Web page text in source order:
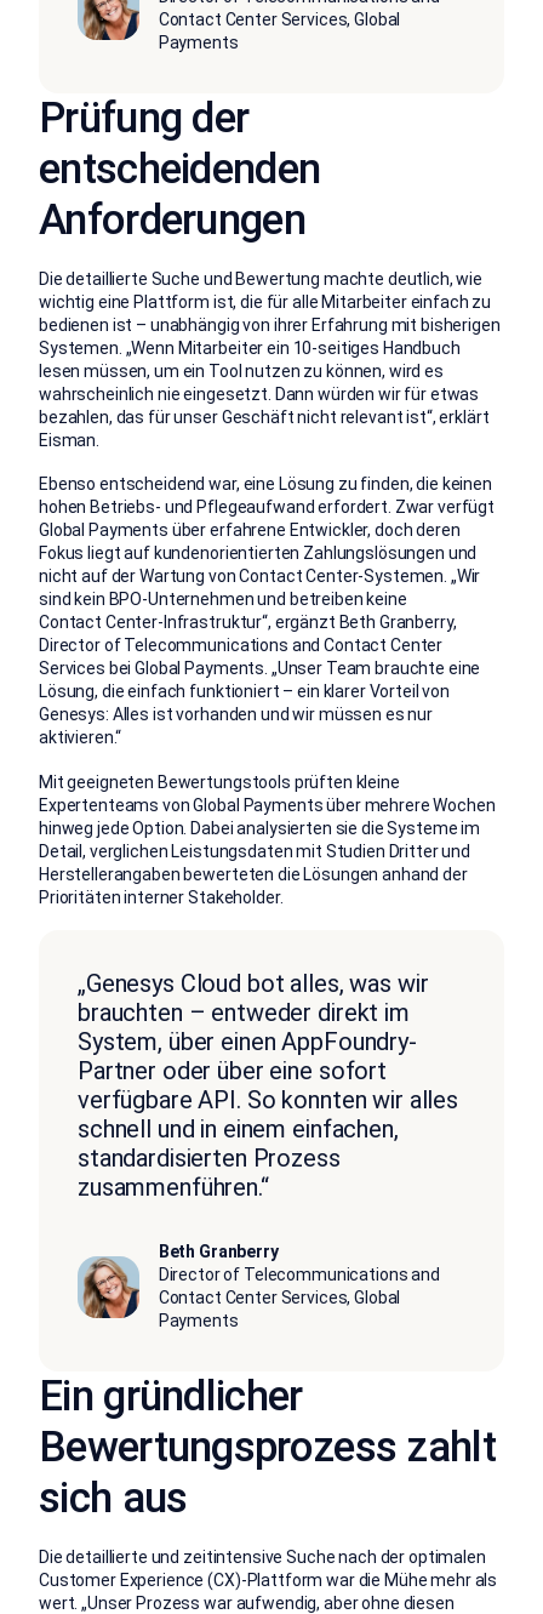
Contact Center Services, Global
Payments
Prüfung der
entscheidenden
Anforderungen
Die detaillierte Suche und Bewertung machte deutlich, wie
wichtig eine Plattform ist, die für alle Mitarbeiter einfach zu
bedienen ist – unabhängig von ihrer Erfahrung mit bisherigen
Systemen. „Wenn Mitarbeiter ein 10-seitiges Handbuch
lesen müssen, um ein Tool nutzen zu können, wird es
wahrscheinlich nie eingesetzt. Dann würden wir für etwas
bezahlen, das für unser Geschäft nicht relevant ist“, erklärt
Eisman.
Ebenso entscheidend war, eine Lösung zu finden, die keinen
hohen Betriebs- und Pflegeaufwand erfordert. Zwar verfügt
Global Payments über erfahrene Entwickler, doch deren
Fokus liegt auf kundenorientierten Zahlungslösungen und
nicht auf der Wartung von Contact Center-Systemen. „Wir
sind kein BPO-Unternehmen und betreiben keine
Contact Center-Infrastruktur“, ergänzt Beth Granberry,
Director of Telecommunications and Contact Center
Services bei Global Payments. „Unser Team brauchte eine
Lösung, die einfach funktioniert – ein klarer Vorteil von
Genesys: Alles ist vorhanden und wir müssen es nur
aktivieren.“
Mit geeigneten Bewertungstools prüften kleine
Expertenteams von Global Payments über mehrere Wochen
hinweg jede Option. Dabei analysierten sie die Systeme im
Detail, verglichen Leistungsdaten mit Studien Dritter und
Herstellerangaben bewerteten die Lösungen anhand der
Prioritäten interner Stakeholder.
„Genesys Cloud bot alles, was wir
brauchten – entweder direkt im
System, über einen AppFoundry-
Partner oder über eine sofort
verfügbare API. So konnten wir alles
schnell und in einem einfachen,
standardisierten Prozess
zusammenführen.“
Beth Granberry
Director of Telecommunications and
Contact Center Services, Global
Payments
Ein gründlicher
Bewertungsprozess zahlt
sich aus
Die detaillierte und zeitintensive Suche nach der optimalen
Customer Experience (CX)-Plattform war die Mühe mehr als
wert. „Unser Prozess war aufwendig, aber ohne diesen